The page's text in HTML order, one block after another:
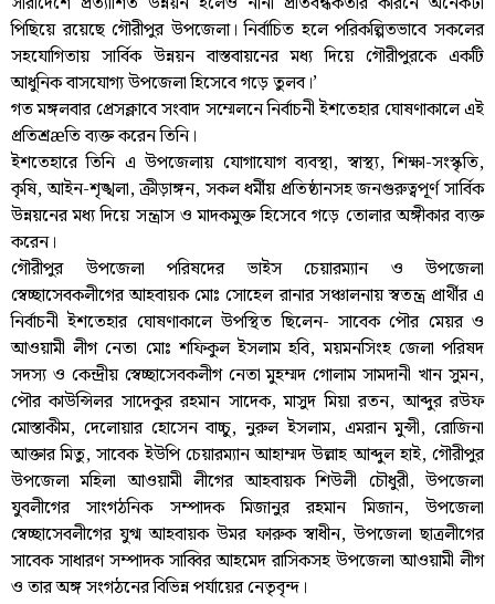
পিছিয়ে রয়েছে গৌরীপুর উপজেলা। নির্বাচিত হলে পরিকল্পিতভাবে সকলের
সহযোগিতায় সার্বিক উন্নয়ন বাস্তবায়নের মধ্য দিয়ে গৌরীপুরকে একটি
আধুনিক বাসযোগ্য উপজেলা হিসেবে গড়ে তুলব।’
গত মঙ্গলবার প্রেসক্লাবে সংবাদ সম্মেলনে নির্বাচনী ইশতেহার ঘোষণাকালে এই
প্রতিশ্রæতি ব্যক্ত করেন তিনি।
ইশতেহারে তিনি এ উপজেলায় যোগাযোগ ব্যবস্থা, স্বাস্থ্য, শিক্ষা-সংস্কৃতি,
কৃষি, আইন-শৃঙ্খলা, ক্রীড়াঙ্গন, সকল ধর্মীয় প্রতিষ্ঠানসহ জনগুরুত্বপূর্ণ সার্বিক
উন্নয়নের মধ্য দিয়ে সন্ত্রাস ও মাদকমুক্ত হিসেবে গড়ে তোলার অঙ্গীকার ব্যক্ত
করেন।
গৌরীপুর উপজেলা পরিষদের ভাইস চেয়ারম্যান ও উপজেলা
স্বেচ্ছাসেবকলীগের আহবায়ক মোঃ সোহেল রানার সঞ্চালনায় স্বতন্ত্র প্রার্থীর এ
নির্বাচনী ইশতেহার ঘোষণাকালে উপস্থিত ছিলেন- সাবেক পৌর মেয়র ও
আওয়ামী লীগ নেতা মোঃ শফিকুল ইসলাম হবি, ময়মনসিংহ জেলা পরিষদ
সদস্য ও কেন্দ্রীয় স্বেচ্ছাসেবকলীগ নেতা মুহম্মদ গোলাম সামদানী খান সুমন,
পৌর কাউন্সিলর সাদেকুর রহমান সাদেক, মাসুদ মিয়া রতন, আব্দুর রউফ
মোস্তাকীম, দেলোয়ার হোসেন বাচ্চু, নুরুল ইসলাম, এমরান মুন্সী, রোজিনা
আক্তার মিতু, সাবেক ইউপি চেয়ারম্যান আহাম্মদ উল্লাহ আব্দুল হাই, গৌরীপুর
উপজেলা মহিলা আওয়ামী লীগের আহবায়ক শিউলী চৌধুরী, উপজেলা
যুবলীগের সাংগঠনিক সম্পাদক মিজানুর রহমান মিজান, উপজেলা
স্বেচ্ছাসেবলীগের যুগ্ম আহবায়ক উমর ফারুক স্বাধীন, উপজেলা ছাত্রলীগের
সাবেক সাধারণ সম্পাদক সাব্বির আহমেদ রাসিকসহ উপজেলা আওয়ামী লীগ
ও তার অঙ্গ সংগঠনের বিভিন্ন পর্যায়ের নেতৃবৃন্দ।